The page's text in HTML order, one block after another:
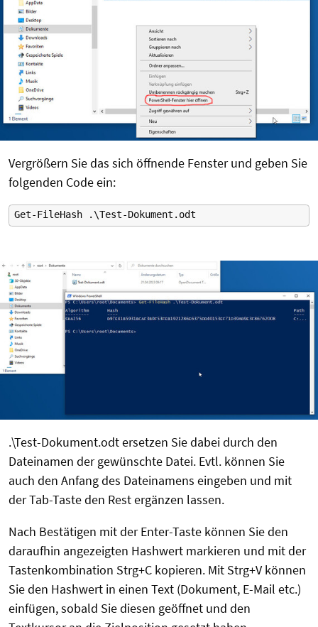
Vergrößern Sie das sich öffnende Fenster und geben Sie
folgenden Code ein:
Get-FileHash .\Test-Dokument.odt
.\Test-Dokument.odt ersetzen Sie dabei durch den
Dateinamen der gewünschte Datei. Evtl. können Sie
auch den Anfang des Dateinamens eingeben und mit
der Tab-Taste den Rest ergänzen lassen.
Nach Bestätigen mit der Enter-Taste können Sie den
daraufhin angezeigten Hashwert markieren und mit der
Tastenkombination Strg+C kopieren. Mit Strg+V können
Sie den Hashwert in einen Text (Dokument, E-Mail etc.)
einfügen, sobald Sie diesen geöffnet und den